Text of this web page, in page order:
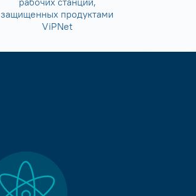
защищенных продуктами
ViPNet